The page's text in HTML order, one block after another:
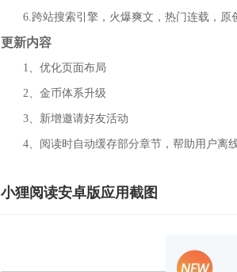
6.跨站搜索引擎，火爆爽文，热门连载，原
更新内容
1、优化页面布局
2、金币体系升级
3、新增邀请好友活动
4、阅读时自动缓存部分章节，帮助用户离
小狸阅读安卓版应用截图